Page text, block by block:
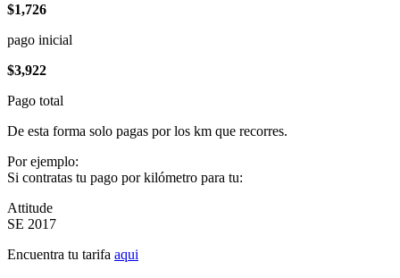
$1,726
pago inicial
$3,922
Pago total
De esta forma solo pagas por los km que recorres.
Por ejemplo:
Si contratas tu pago por kilómetro para tu:
Attitude
SE 2017
Encuentra tu tarifa aqui